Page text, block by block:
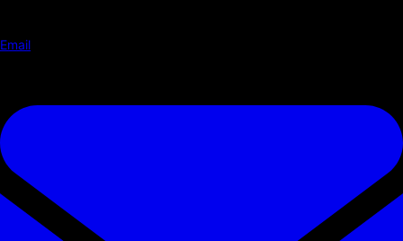
Email